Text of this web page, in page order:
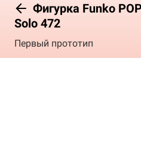
Фигурка Funko
Solo 472
Первый прототип